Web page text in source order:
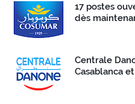
17 postes
dès
Centrale
Casablanca